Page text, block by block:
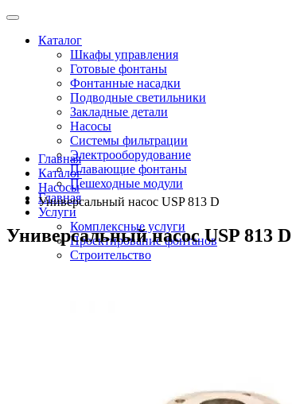
Каталог
Шкафы управления
Готовые фонтаны
Фонтанные насадки
Подводные светильники
Закладные детали
Насосы
Системы фильтрации
Электрооборудование
Плавающие фонтаны
Пешеходные модули
Главная
Услуги
Комплексные услуги
Проектирование фонтанов
Строительство
Главная
Каталог
Насосы
Универсальный насос USP 813 D
Универсальный насос USP 813 D